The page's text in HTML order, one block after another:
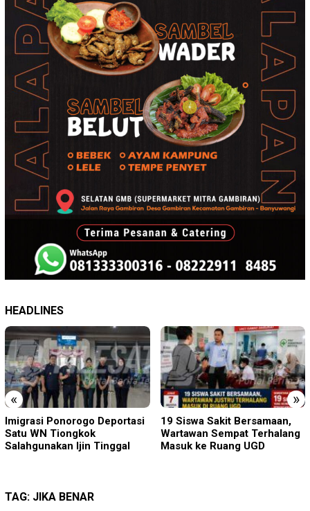
HEADLINES
« »
19 Siswa Sakit Bersamaan,
Wartawan Sempat Terhalang
Masuk ke Ruang UGD
Sambut HUT RI ke-81 di
Gunung Sanggabuana, KPU
Karawang Jaga Stamina
TAG: JIKA BENAR